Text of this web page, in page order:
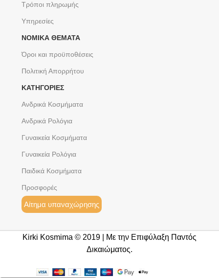
Τρόποι πληρωμής
Υπηρεσίες
ΝΟΜΙΚΆ ΘΈΜΑΤΑ
Όροι και προϋποθέσεις
Πολιτική Απορρήτου
ΚΑΤΗΓΟΡΙΕΣ
Ανδρικά Κοσμήματα
Ανδρικά Ρολόγια
Γυναικεία Κοσμήματα
Γυναικεία Ρολόγια
Παιδικά Κοσμήματα
Προσφορές
Αίτημα υπαναχώρησης
Kirki Kosmima © 2019 | Με την Επιφύλαξη Παντός
Δικαιώματος.